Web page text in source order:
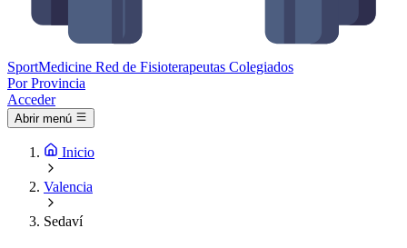
SportMedicine Red de Fisioterapeutas Colegiados
Por Provincia
Acceder
Abrir menú
Inicio
Valencia
Sedaví